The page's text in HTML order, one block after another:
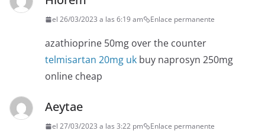
el 26/03/2023 a las 6:19 am Enlace permanente
azathioprine 50mg over the counter
telmisartan 20mg uk buy naprosyn 250mg
online cheap
Aeytae
el 27/03/2023 a las 3:22 pm Enlace permanente